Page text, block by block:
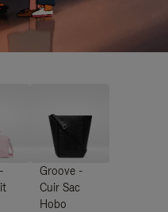
Groove -
Cuir Sac
Hobo